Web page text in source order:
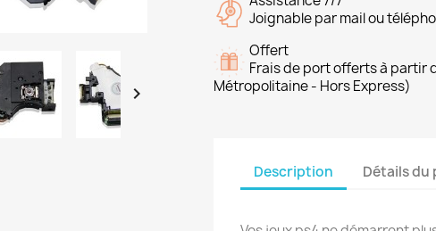

Joignable par mail ou
Offert
Frais de port offerts à partir
Métropolitaine - Hors Express)
Description Détails